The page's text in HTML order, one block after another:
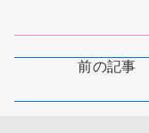
前の記事